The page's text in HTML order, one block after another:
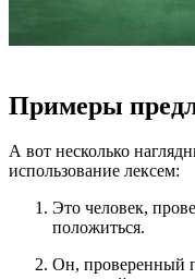
Примеры
А вот несколько
использование лексем:
Это человек,
положиться.
Он, проверенный